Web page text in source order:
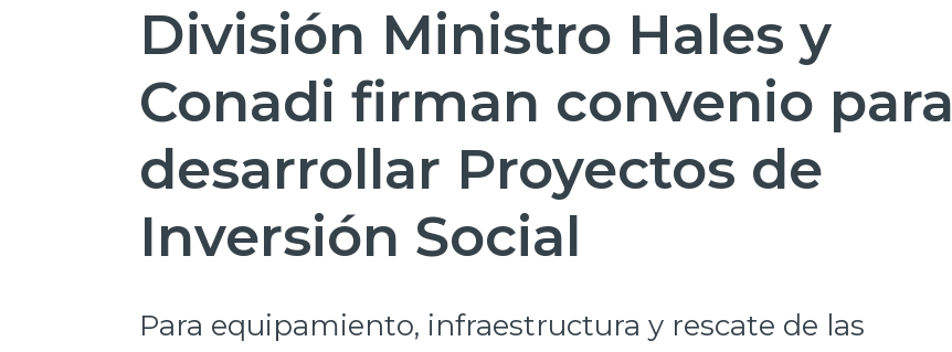
División Ministro Hales y
Conadi firman convenio para
desarrollar Proyectos de
Inversión Social
Para equipamiento, infraestructura y rescate de las